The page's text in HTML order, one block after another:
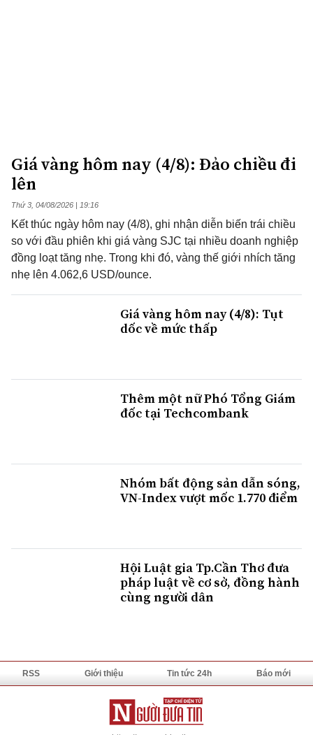
Giá vàng hôm nay (4/8): Đảo chiều đi
lên
Thứ 3, 04/08/2026 | 19:16
Kết thúc ngày hôm nay (4/8), ghi nhận diễn biến trái chiều
so với đầu phiên khi giá vàng SJC tại nhiều doanh nghiệp
đồng loạt tăng nhẹ. Trong khi đó, vàng thế giới nhích tăng
nhẹ lên 4.062,6 USD/ounce.
Giá vàng hôm nay (4/8): Tụt
dốc về mức thấp
Thêm một nữ Phó Tổng Giám
đốc tại Techcombank
Nhóm bất động sản dẫn sóng,
VN-Index vượt mốc 1.770 điểm
Hội Luật gia Tp.Cần Thơ đưa
pháp luật về cơ sở, đồng hành
cùng người dân
RSS Giới thiệu Tin tức 24h Báo mới